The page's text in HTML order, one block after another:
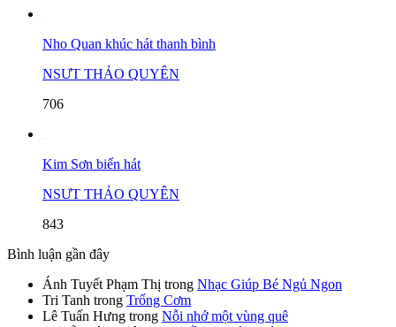
Nho Quan khúc hát thanh bình
NSƯT THẢO QUYÊN
706
Kim Sơn biển hát
NSƯT THẢO QUYÊN
843
Bình luận gần đây
Ánh Tuyết Phạm Thị trong Nhạc Giúp Bé Ngủ Ngon
Tri Tanh trong Trống Cơm
Lê Tuấn Hưng trong Nỗi nhớ một vùng quê